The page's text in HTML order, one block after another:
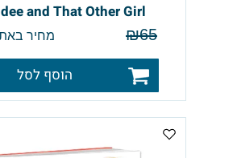
and That Other Girl
₪65 מחיר
הוסף לסל